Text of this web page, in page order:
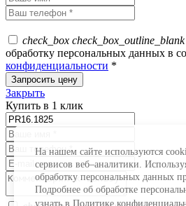
На нашем сайте используются
сервисов веб–аналитики.
обработку персональных данных
Подробнее об обработке
узнать в Политике
check_box check_box_outline_blank
обработку персональных данных в
конфиденциальности *
Закрыть
Купить в 1 клик